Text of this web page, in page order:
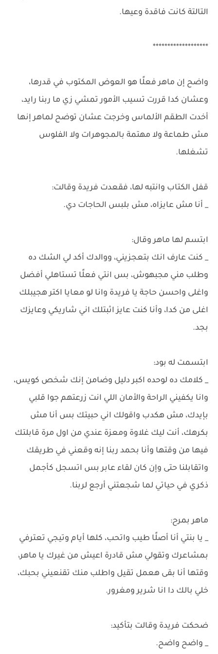
التالتة كانت فاقدة وعيها.
*******************
واضح إن ماهر فعلًا هو العوض المكتوب في قدرها،
وعشان كدا قررت تسيب الأمور تمشي زي ما ربنا رايد،
أخدت الطقم الألماس وخرجت عشان توضح لماهر إنها
مش طماعة ولا مهتمة بالمجوهرات ولا الفلوس
تشغلها.
قفل الكتاب وانتبه لها، فقعدت فريدة وقالت:
_ أنا مش عايزاه، مش بلبس الحاجات دي.
ابتسم لها ماهر وقال:
_ كنت عارف انك بتعجزيني، ووالدك أكد لي الشك ده
وطلب مني مجبهوش، بس انتي فعلًا تستاهلي أفضل
واغلى واحسن حاجة يا فريدة وانا لو معايا اكتر هجيبلك
اغلى من كدا، وأنا كنت عايز اثبتلك اني شاريكي وعايزك
بجد.
ابتسمت له بود:
_ كلامك ده لوحده اكبر دليل وضامن إنك شخص كويس،
وانا يكفيني الراحة والأمان اللي انت زرعتهم جوا قلبي
بإيدك، مش هكدب واقولك اني حبيتك بس أنا مش
بكرهك، أنت ليك غلاوة ومعزة عندي من اول مرة قابلتك
فيها من وقتها وأنا بحمد ربنا إنه وقعني في طريقك
واتقابلنا حتى وإن كان لقاء عابر بس اتسجل كأجمل
ذكري في حياتي لما شجعتني أرجع لربنا.
ماهر بمرح:
_ يا بنتي أنا أصلًا طيب واتحب، كلها أيام وتيجي تعترفي
بمشاعرك وتقولي مش قادرة اعيش من غيرك يا ماهر،
وقتها أنا بقى هعمل تقيل واطلب منك تقنعيني بحبك،
خلي بالك دا انا شرير ومغرور.
ضحكت فريدة وقالت بتأكيد:
_ واضح واضح.